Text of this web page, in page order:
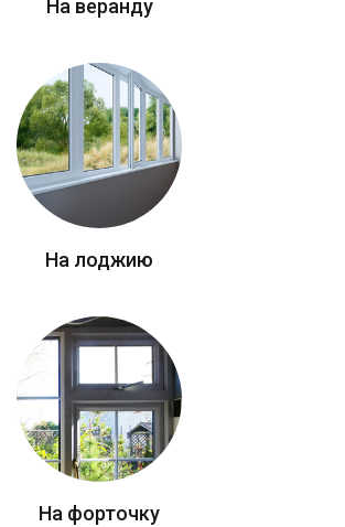
На веранду
На лоджию
На форточку